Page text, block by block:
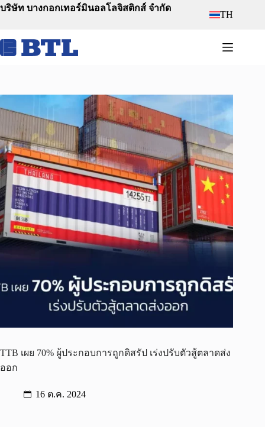
Skip
บริษัท บางกอกเทอร์มินอลโลจิสติกส์ จำกัด
TH
TTB เผย 70% ผู้ประกอบการถูกดิสรัป เร่งปรับตัวสู้ตลาดส่ง
ออก
16 ต.ค. 2024